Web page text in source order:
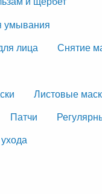
умывания
лица
Снятие
Листовые
Патчи